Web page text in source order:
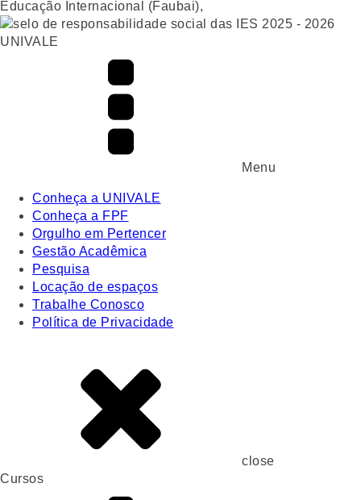
UNIVALE
Menu
Conheça a UNIVALE
Conheça a FPF
Orgulho em Pertencer
Gestão Acadêmica
Pesquisa
Locação de espaços
Trabalhe Conosco
Política de Privacidade
close
Cursos